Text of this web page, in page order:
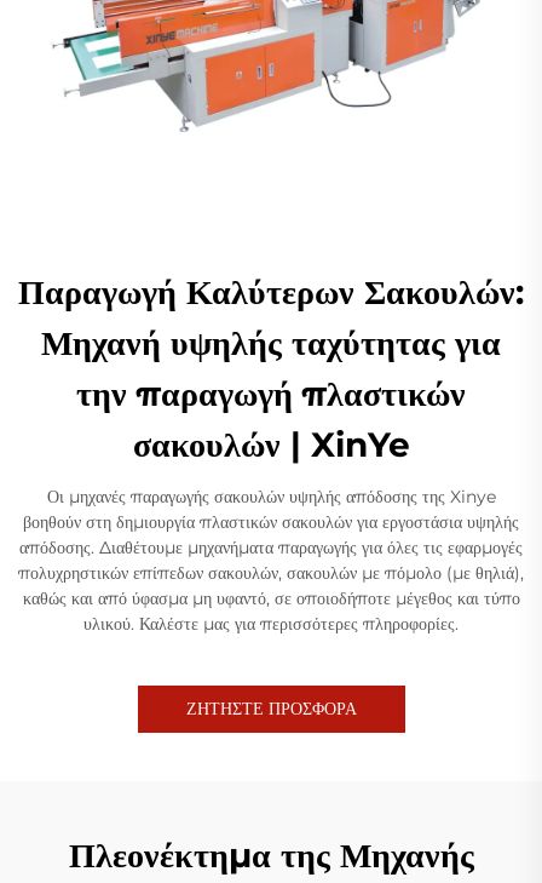
Παραγωγή Καλύτερων Σακουλών:
Μηχανή υψηλής ταχύτητας για
την παραγωγή πλαστικών
σακουλών | XinYe
Οι μηχανές παραγωγής σακουλών υψηλής απόδοσης της Xinye
βοηθούν στη δημιουργία πλαστικών σακουλών για εργοστάσια υψηλής
απόδοσης. Διαθέτουμε μηχανήματα παραγωγής για όλες τις εφαρμογές
πολυχρηστικών επίπεδων σακουλών, σακουλών με πόμολο (με θηλιά),
καθώς και από ύφασμα μη υφαντό, σε οποιοδήποτε μέγεθος και τύπο
υλικού. Καλέστε μας για περισσότερες πληροφορίες.
ΖΗΤΗΣΤΕ ΠΡΟΣΦΟΡΑ
Πλεονέκτημα της Μηχανής